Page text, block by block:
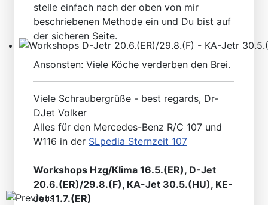
Workshops D-Jetr 20.6.(ER)/29.8.(F) - KA-Jetr
stelle einfach nach der oben von mir
beschriebenen Methode ein und Du bist auf
der sicheren Seite.
Ansonsten: Viele Köche verderben den Brei.
Viele Schraubergrüße - best regards, Dr-
DJet Volker
Alles für den Mercedes-Benz R/C 107 und
W116 in der SLpedia Sternzeit 107
Workshops Hzg/Klima 16.5.(ER), D-Jet
20.6.(ER)/29.8.(F), KA-Jet 30.5.(HU), KE-
Jet 11.7.(ER)